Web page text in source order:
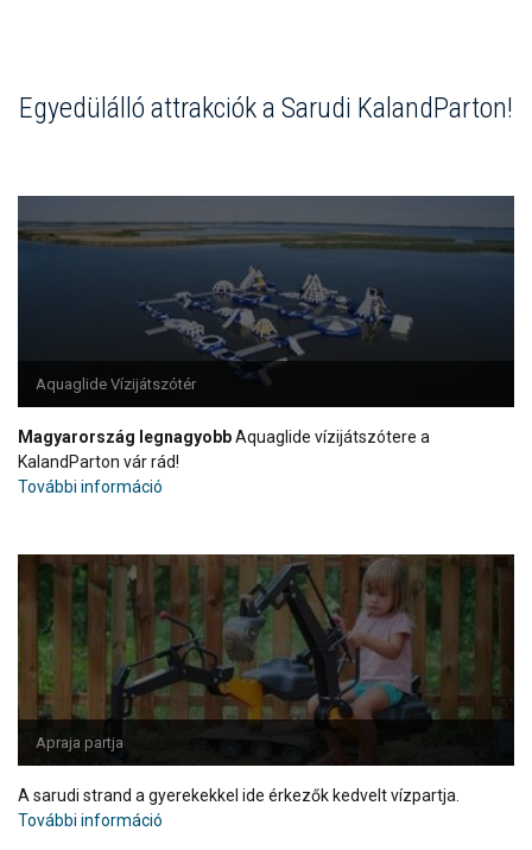
Egyedülálló attrakciók a Sarudi KalandParton!
Aquaglide Vízijátszótér
Magyarország legnagyobbAquaglide vízijátszótere a
KalandParton vár rád!
További információ
Apraja partja
A sarudi strand a gyerekekkel ide érkezők kedvelt vízpartja.
További információ